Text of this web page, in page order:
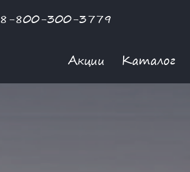
8-800-300-3779
Акции Каталог